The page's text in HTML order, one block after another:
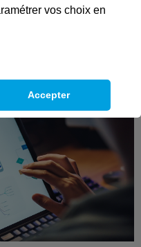
Formation certifiante
vos choix en
Accepter